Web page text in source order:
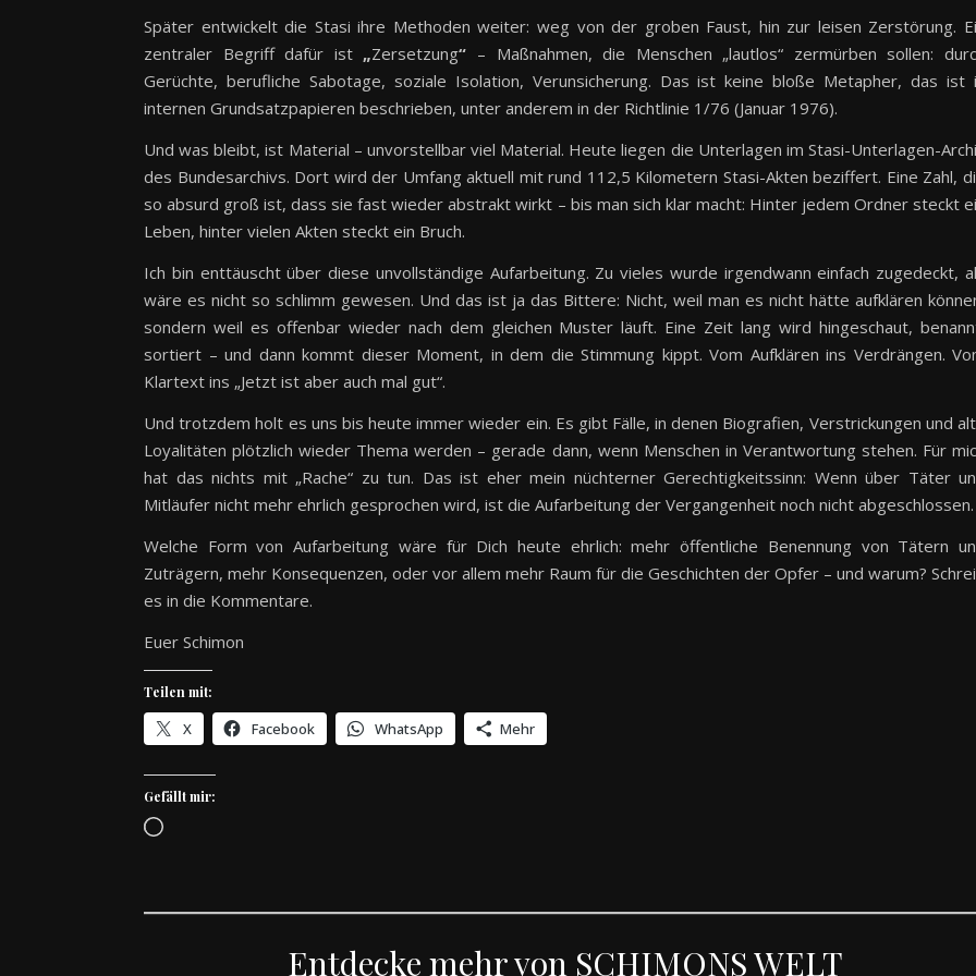
Später entwickelt die Stasi ihre Methoden weiter: weg von der groben Faust, hin zur leisen Zerstörung.
zentraler Begriff dafür ist „Zersetzung“ – Maßnahmen, die Menschen „lautlos“ zermürben sollen:
Gerüchte, berufliche Sabotage, soziale Isolation, Verunsicherung. Das ist keine bloße Metapher, das ist
internen Grundsatzpapieren beschrieben, unter anderem in der Richtlinie 1/76 (Januar 1976).
Und was bleibt, ist Material – unvorstellbar viel Material. Heute liegen die Unterlagen im Stasi-Unterlagen-
des Bundesarchivs. Dort wird der Umfang aktuell mit rund 112,5 Kilometern Stasi-Akten beziffert. Eine Zahl,
so absurd groß ist, dass sie fast wieder abstrakt wirkt – bis man sich klar macht: Hinter jedem Ordner steckt
Leben, hinter vielen Akten steckt ein Bruch.
Ich bin enttäuscht über diese unvollständige Aufarbeitung. Zu vieles wurde irgendwann einfach zugedeckt,
wäre es nicht so schlimm gewesen. Und das ist ja das Bittere: Nicht, weil man es nicht hätte aufklären
sondern weil es offenbar wieder nach dem gleichen Muster läuft. Eine Zeit lang wird hingeschaut,
sortiert – und dann kommt dieser Moment, in dem die Stimmung kippt. Vom Aufklären ins Verdrängen.
Klartext ins „Jetzt ist aber auch mal gut“.
Und trotzdem holt es uns bis heute immer wieder ein. Es gibt Fälle, in denen Biografien, Verstrickungen und
Loyalitäten plötzlich wieder Thema werden – gerade dann, wenn Menschen in Verantwortung stehen. Für
hat das nichts mit „Rache“ zu tun. Das ist eher mein nüchterner Gerechtigkeitssinn: Wenn über Täter
Mitläufer nicht mehr ehrlich gesprochen wird, ist die Aufarbeitung der Vergangenheit noch nicht abgeschlossen.
Welche Form von Aufarbeitung wäre für Dich heute ehrlich: mehr öffentliche Benennung von Tätern
Zuträgern, mehr Konsequenzen, oder vor allem mehr Raum für die Geschichten der Opfer – und warum?
es in die Kommentare.
Euer Schimon
Teilen mit:
X Facebook WhatsApp Mehr
Gefällt mir:
Wird geladen …
Entdecke mehr von SCHIMONS WELT